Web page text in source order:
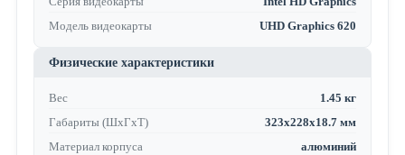
Модель видеокарты
UHD Graphics 620
Физические характеристики
Вес
1.45 кг
Габариты (ШхГхТ)
323x228x18.7 мм
Материал корпуса
алюминий